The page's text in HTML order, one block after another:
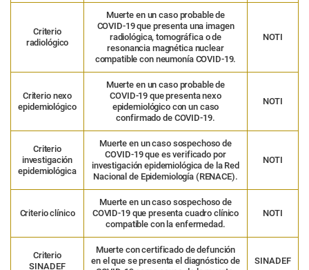
Criterio
radiológico
Muerte en un caso probable de
COVID-19 que presenta una imagen
radiológica, tomográfica o de
resonancia magnética nuclear
compatible con neumonía COVID-19.
NOTI
Criterio nexo
epidemiológico
Muerte en un caso probable de
COVID-19 que presenta nexo
epidemiológico con un caso
confirmado de COVID-19.
NOTI
Criterio
investigación
epidemiológica
Muerte en un caso sospechoso de
COVID-19 que es verificado por
investigación epidemiológica de la Red
Nacional de Epidemiología (RENACE).
NOTI
Criterioclínico
Muerte en un caso sospechoso de
COVID-19 que presenta cuadro clínico
compatible con la enfermedad.
NOTI
Criterio
SINADEF
Muerte con certificado de defunción
en el que se presenta el diagnóstico de
SINADEF